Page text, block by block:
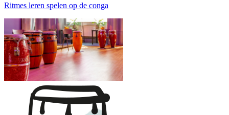
Ritmes leren spelen op de conga